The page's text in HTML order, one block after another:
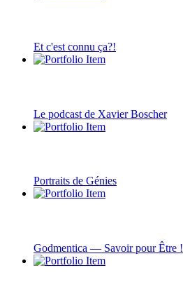
Et c'est connu ça?!
Le podcast de Xavier Boscher
Portraits de Génies
Godmentica — Savoir pour Être !